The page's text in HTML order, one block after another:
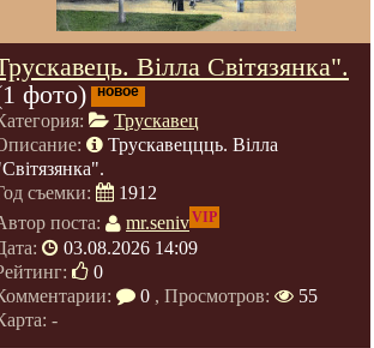
Вілла Світязянка".
фото)
новое
Трускавец
Трускавеццць. Вілла
съемки:
1912
поста:
mr.senivVIP
03.08.2026 14:09
0
0 , Просмотров:
55
-